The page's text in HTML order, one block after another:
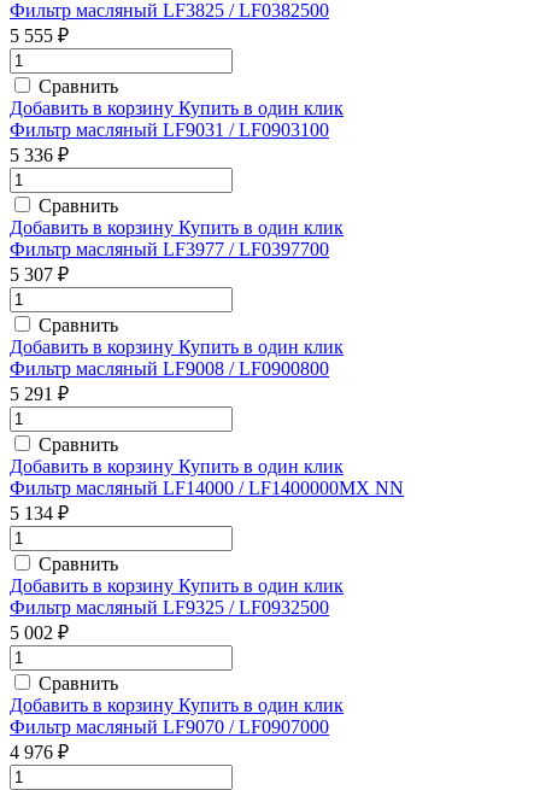
Фильтр масляный LF3825 / LF0382500
5 555 ₽
Сравнить
Добавить в корзину Купить в один клик
Фильтр масляный LF9031 / LF0903100
5 336 ₽
Сравнить
Добавить в корзину Купить в один клик
Фильтр масляный LF3977 / LF0397700
5 307 ₽
Сравнить
Добавить в корзину Купить в один клик
Фильтр масляный LF9008 / LF0900800
5 291 ₽
Сравнить
Добавить в корзину Купить в один клик
Фильтр масляный LF14000 / LF1400000MX NN
5 134 ₽
Сравнить
Добавить в корзину Купить в один клик
Фильтр масляный LF9325 / LF0932500
5 002 ₽
Сравнить
Добавить в корзину Купить в один клик
Фильтр масляный LF9070 / LF0907000
4 976 ₽